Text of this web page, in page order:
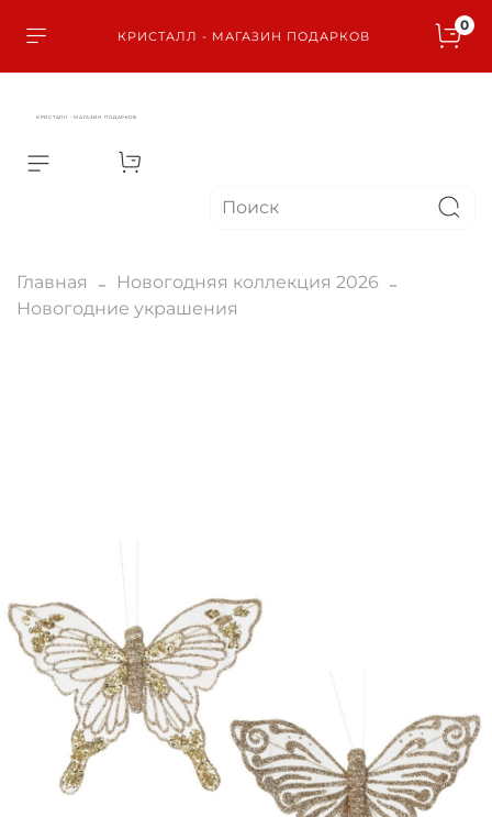
КРИСТАЛЛ - МАГАЗИН ПОДАРКОВ
0
КРИСТАЛЛ - МАГАЗИН ПОДАРКОВ
Главная
Новогодняя коллекция 2026
Новогодние украшения